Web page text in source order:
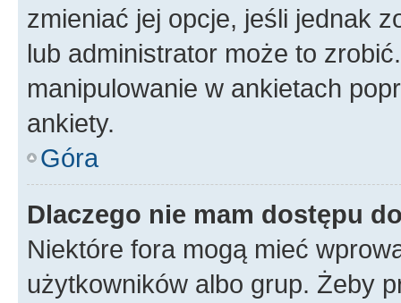
zmieniać jej opcje, jeśli jednak
lub administrator może to
manipulowanie w ankietach
ankiety.
Góra
Dlaczego nie mam dostępu
Niektóre fora mogą mieć
użytkowników albo grup. Żeby